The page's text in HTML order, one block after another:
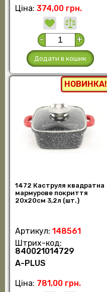
Ціна: 374,00 грн.
- +
Додати в кошик
НОВИНКА!
1472 Каструля квадратна
мармурове покриття
20х20см 3,2л (шт.)
Артикул: 148561
Штрих-код:
840021014729
А-PLUS
Ціна: 781,00 грн.